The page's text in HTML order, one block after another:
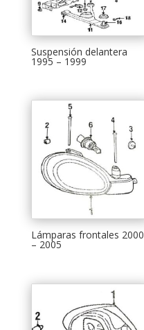
Suspensión delantera
1995 – 1999
Lámparas frontales 2000
– 2005